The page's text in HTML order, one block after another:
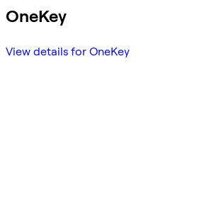
OneKey
View details for OneKey